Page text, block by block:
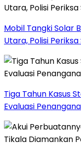
Mobil Tangki Solar
Utara, Polisi
Tiga Tahun Kasus
Evaluasi